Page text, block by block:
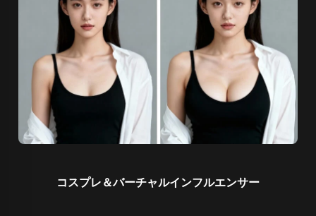
コスプレ＆バーチャルインフルエンサー